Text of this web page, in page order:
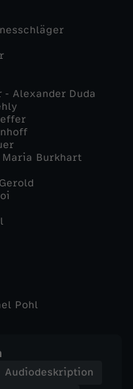
Alexander Duda
Burkhart
Pohl
Audiodeskription